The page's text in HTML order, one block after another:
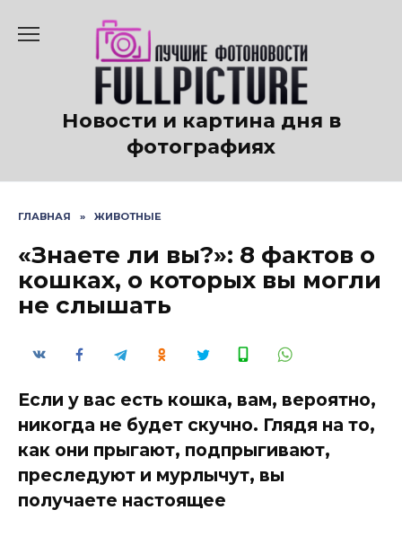
содержанию
Новости и картина дня в
фотографиях
ГЛАВНАЯ » ЖИВОТНЫЕ
«Знаете ли вы?»: 8 фактов о
кошках, о которых вы могли
не слышать
Если у вас есть кошка, вам, вероятно,
никогда не будет скучно. Глядя на то,
как они прыгают, подпрыгивают,
преследуют и мурлычут, вы
получаете настоящее